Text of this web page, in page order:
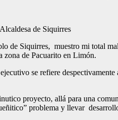
de Siquirres
de Siquirres, muestro mi total
de Pacuarito en Limón.
se refiere
proyecto, allá para una
problema y llevar